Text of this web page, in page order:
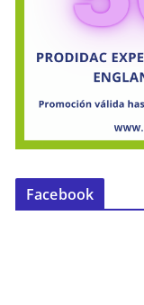
Facebook